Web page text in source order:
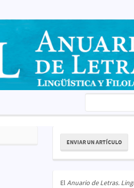
Enviar
un
artículo
ENVIAR UN ARTÍCULO
El Anuario de Letras.